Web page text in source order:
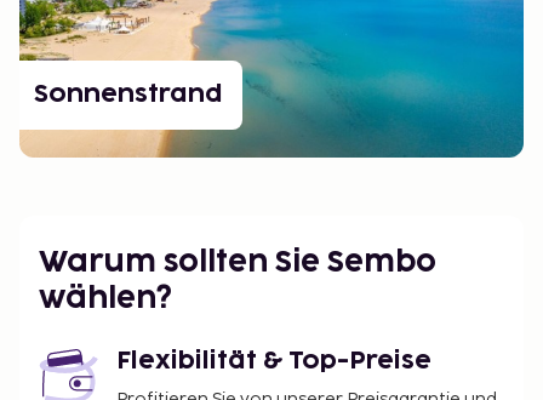
Sonnenstrand
Warum sollten Sie Sembo
wählen?
Flexibilität & Top-Preise